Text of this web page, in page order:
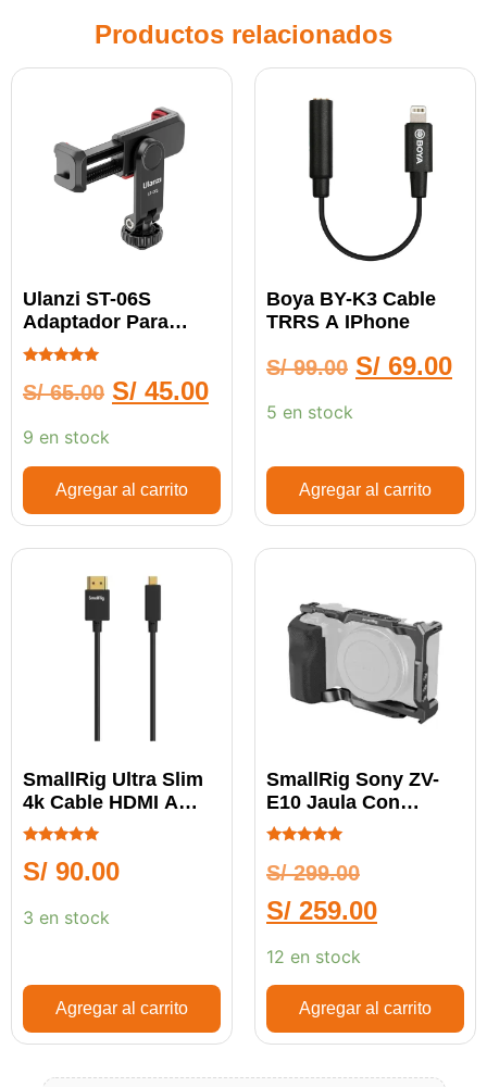
Productos relacionados
Ulanzi ST-06S
Adaptador Para
Celular
5.00
de 5
S/65.00 S/ 45.00
9 en stock
Agregar al carrito
Boya BY-K3 Cable
TRRS A IPhone
S/99.00 S/ 69.00
5 en stock
Agregar al carrito
SmallRig Ultra Slim
4k Cable HDMI A
MICRO HDMI
5.00
de 5
S/ 90.00
3 en stock
Agregar al carrito
SmallRig Sony ZV-
E10 Jaula Con
Cuerpo Body Rig
Con Grip 3538B
5.00
de 5
S/299.00
S/ 259.00
12 en stock
Agregar al carrito